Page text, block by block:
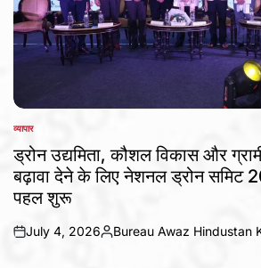
POSTED
व्यापार
ड्रोन उद्यमिता, कौशल विकास और
बढ़ावा देने के लिए नेशनल ड्रोन समिट
पहल शुरू
on
July 4, 2026
Posted
Bureau Awaz Hindustan